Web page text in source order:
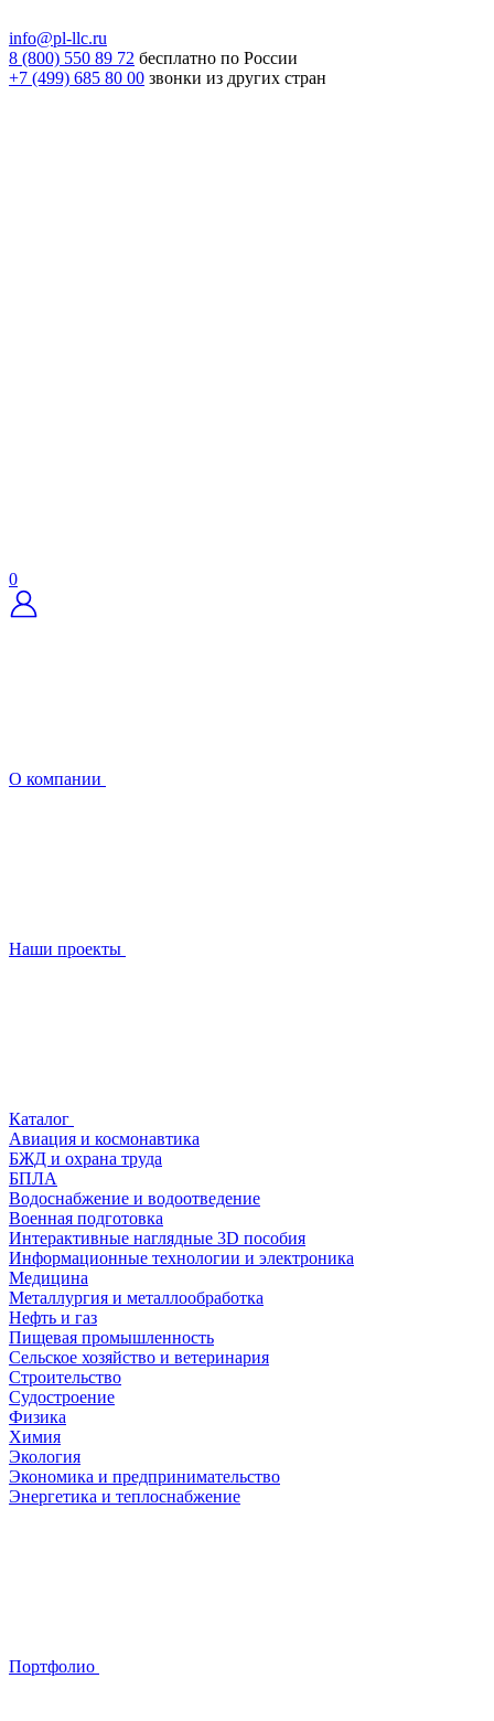
info@pl-llc.ru
8 (800) 550 89 72 бесплатно по России
+7 (499) 685 80 00 звонки из других стран
0
О компании
Наши проекты
Каталог
Авиация и космонавтика
БЖД и охрана труда
БПЛА
Водоснабжение и водоотведение
Военная подготовка
Интерактивные наглядные 3D пособия
Информационные технологии и электроника
Медицина
Металлургия и металлообработка
Нефть и газ
Пищевая промышленность
Сельское хозяйство и ветеринария
Строительство
Судостроение
Физика
Химия
Экология
Экономика и предпринимательство
Энергетика и теплоснабжение
Портфолио